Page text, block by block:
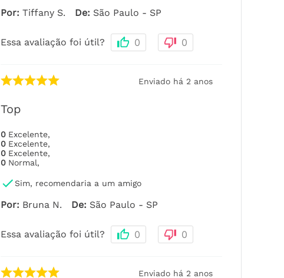
Por: Tiffany S. De: São Paulo - SP
Essa avaliação foi útil? 0 0
Enviado há 2 anos
Top
0 Excelente,
0 Excelente,
0 Excelente,
0 Normal,
Sim, recomendaria a um amigo
Por: Bruna N. De: São Paulo - SP
Essa avaliação foi útil? 0 0
Enviado há 2 anos